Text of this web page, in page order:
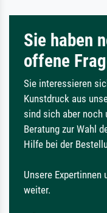
Sie haben
offene
Sie interessieren
Kunstdruck aus
sind sich aber noch
Beratung zur Wahl
Hilfe bei der
Unsere Expertinnen
weiter.